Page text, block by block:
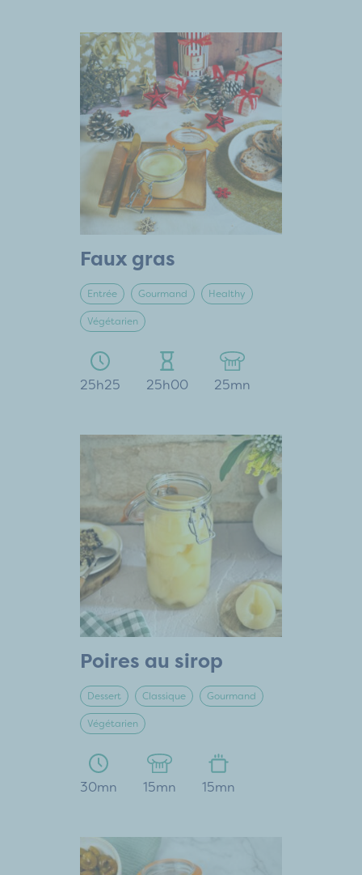
Faux gras
Entrée Gourmand Healthy
Végétarien
25h25 25h00 25mn
Poires au sirop
Dessert Classique Gourmand
Végétarien
30mn 15mn 15mn